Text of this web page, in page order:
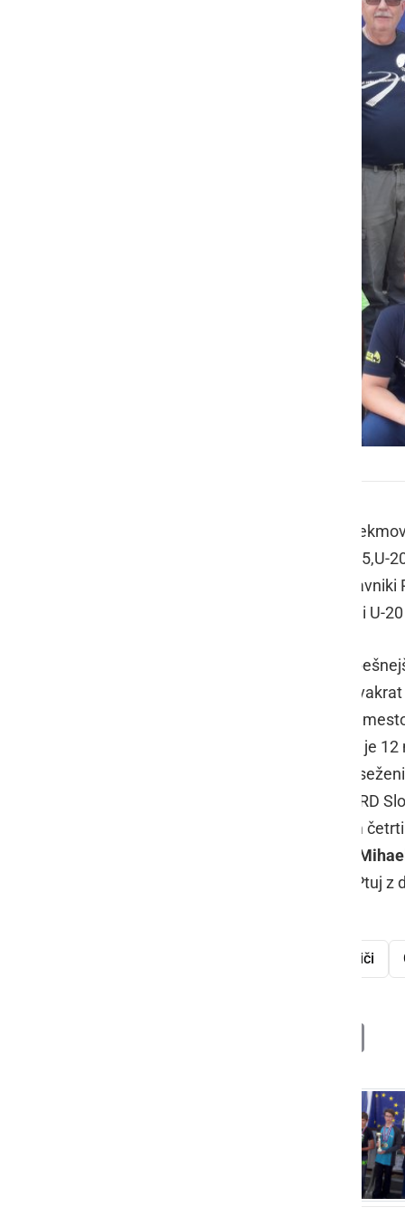
Ribiška družina Sevnica je na svoji
prvenstvo v mlajših kategorijah (U-
, odlično nastopili tudi
, v kategoriji U-20
Skupaj so osvojili pet medalj,
zasedel skupno 3. mesto, z
mesto z enim četrtim in enim prvim
in enim tretjim mestom. Tekmovalo je
z dvakrat
iz RD
pa je z enim
iz RD Ptuj
ribiči